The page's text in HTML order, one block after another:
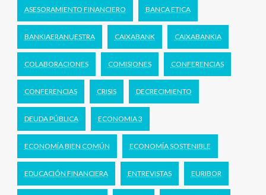
ASESORAMIENTO FINANCIERO BANCA ETICA
BANKIAERANUESTRA CAIXABANK CAIXABANKIA
COLABORACIONES COMISIONES CONFERENCIAS
CONFERENCIAS CRISIS DECRECIMIENTO
DEUDA PÚBLICA ECONOMIA 3
ECONOMÍA BIEN COMÚN ECONOMÍA SOSTENIBLE
EDUCACIÓN FINANCIERA ENTREVISTAS EURIBOR